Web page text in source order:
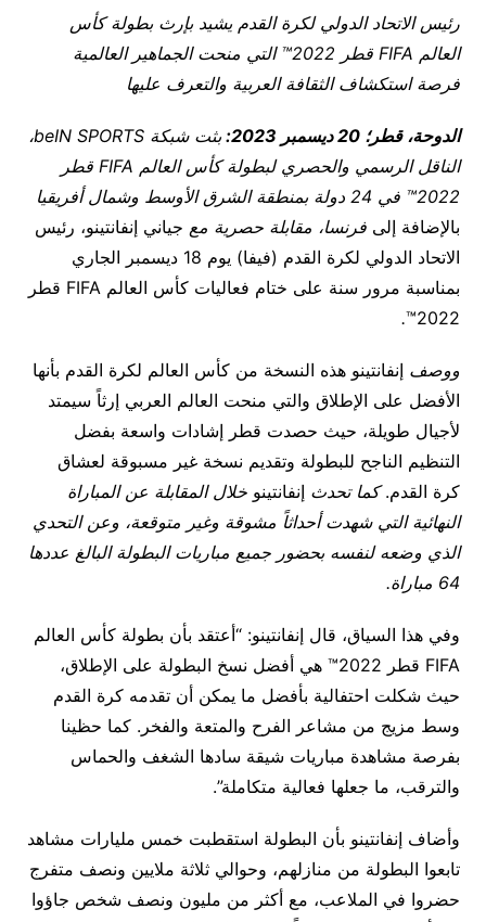
رئيس الاتحاد الدولي لكرة القدم يشيد بإرث بطولة كأس
العالم FIFA
قطر 2022™ التي منحت الجماهير العالمية
فرصة استكشاف الثقافة العربية والتعرف عليها
الدوحة، قطر؛ 20 ديسمبر 2023: بثت شبكة beIN SPORTS،
الناقل الرسمي والحصري لبطولة كأس العالم FIFA قطر
2022™ في 24 دولة بمنطقة الشرق الأوسط وشمال أفريقيا
بالإضافة إلى فرنسا، مقابلة حصرية مع جياني إنفانتينو، رئيس
الاتحاد الدولي لكرة القدم (فيفا) يوم 18 ديسمبر الجاري
بمناسبة مرور سنة على ختام فعاليات كأس العالم FIFA قطر
2022™
.
ووصف إنفانتينو هذه النسخة من كأس العالم لكرة القدم بأنها
الأفضل على الإطلاق والتي منحت العالم العربي إرثاً سيمتد
لأجيال طويلة، حيث حصدت قطر إشادات واسعة بفضل
التنظيم الناجح للبطولة وتقديم نسخة غير مسبوقة لعشاق
كرة القدم.كما تحدث إنفانتينو خلال المقابلة عن المباراة
النهائية التي شهدت أحداثاً مشوقة وغير متوقعة، وعن التحدي
الذي وضعه لنفسه بحضور جميع مباريات البطولة البالغ عددها
64 مباراة.
وفي هذا السياق، قال إنفانتينو: “أعتقد بأن بطولة كأس العالم
FIFA قطر 2022™ هي أفضل نسخ البطولة على الإطلاق،
حيث شكلت احتفالية بأفضل ما يمكن أن تقدمه كرة القدم
وسط مزيج من مشاعر الفرح والمتعة والفخر. كما حظينا
بفرصة مشاهدة مباريات شيقة سادها الشغف والحماس
والترقب، ما جعلها فعالية متكاملة”.
وأضاف إنفانتينو بأن البطولة استقطبت خمس مليارات مشاهد
تابعوا البطولة من منازلهم، وحوالي ثلاثة ملايين ونصف متفرج
حضروا في الملاعب، مع أكثر من مليون ونصف شخص جاؤوا